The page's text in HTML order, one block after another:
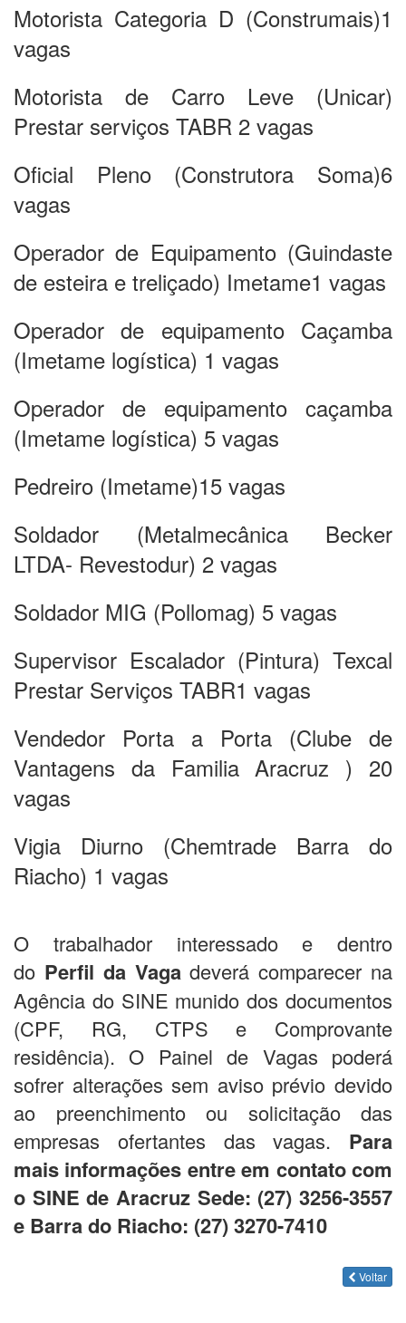
Motorista Categoria D (Construmais)1
vagas
Motorista de Carro Leve (Unicar)
Prestar serviços TABR 2 vagas
Oficial Pleno (Construtora Soma)6
vagas
Operador de Equipamento (Guindaste
de esteira e treliçado) Imetame1 vagas
Operador de equipamento Caçamba
(Imetame logística) 1 vagas
Operador de equipamento caçamba
(Imetame logística) 5 vagas
Pedreiro (Imetame)15 vagas
Soldador (Metalmecânica Becker
LTDA- Revestodur) 2 vagas
Soldador MIG (Pollomag) 5 vagas
Supervisor Escalador (Pintura) Texcal
Prestar Serviços TABR1 vagas
Vendedor Porta a Porta (Clube de
Vantagens da Familia Aracruz ) 20
vagas
Vigia Diurno (Chemtrade Barra do
Riacho) 1 vagas
O trabalhador interessado e dentro
do Perfil da Vaga deverá comparecer na
Agência do SINE munido dos documentos
(CPF, RG, CTPS e Comprovante
residência). O Painel de Vagas poderá
sofrer alterações sem aviso prévio devido
ao preenchimento ou solicitação das
empresas ofertantes das vagas. Para
mais informações entre em contato com
o SINE de Aracruz Sede: (27) 3256-3557
e Barra do Riacho: (27) 3270-7410
Voltar